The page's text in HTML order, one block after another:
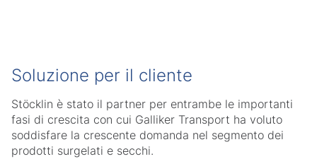
Soluzione per il cliente
Stöcklin è stato il partner per entrambe le importanti
fasi di crescita con cui Galliker Transport ha voluto
soddisfare la crescente domanda nel segmento dei
prodotti surgelati e secchi.